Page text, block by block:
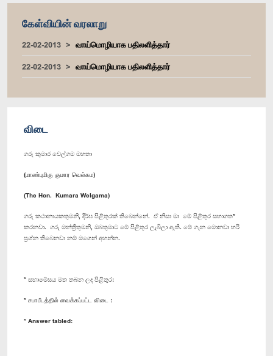
கேள்வியின் வரலாறு
22-02-2013
வாய்மொழியாக பதிலளித்தார்
22-02-2013
வாய்மொழியாக பதிலளித்தார்
விடை
ගරු කුමාර වෙල්ගම මහතා
(மாண்புமிகு குமார வெல்கம)
(The Hon. Kumara Welgama)
ගරු කථානායකතුමනි, දීර්ඝ පිළිතුරක් තිබෙන්නේ. ඒ නිසා මා මේ පිළිතුර සභාගත*
කරනවා. ගරු මන්ත්‍රීතුමනි, ඔබතුමාට මේ පිළිතුර ලැබිලා ඇති. මේ ගැන මොනවා හරි
ප්‍රශ්න තිබෙනවා නම් මගෙන් අහන්න.
* සභාමේසය මත තබන ලද පිළිතුර:
* சபாபீடத்தில் வைக்கப்பட்ட விடை :
* Answer tabled: